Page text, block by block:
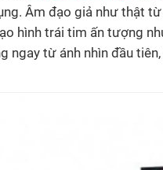
Âm đạo giả như thật
hình trái tim ấn tượng
ngay từ ánh nhìn đầu